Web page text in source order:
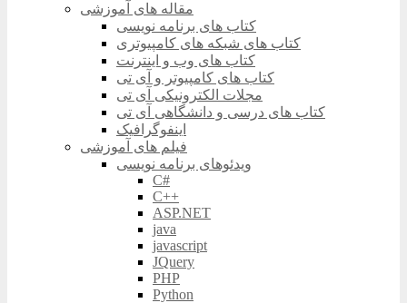
مقاله های آموزشی
کتاب های برنامه نویسی
کتاب های شبکه های کامپیوتری
کتاب های وب و اینترنت
کتاب های کامپیوتر و آی تی
مجلات الکترونیکی آی تی
کتاب های درسی و دانشگاهی آی تی
اینفوگرافیک
فیلم های آموزشی
ویدئوهای برنامه نویسی
C#
C++
ASP.NET
java
javascript
JQuery
PHP
Python